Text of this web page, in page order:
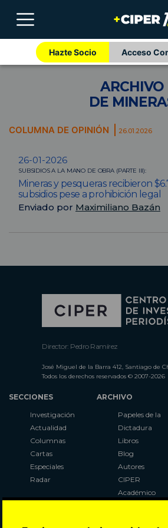
Hazte Socio Acceso
ARCHIVO
DE
COLUMNA DE OPINIÓN 26.01.2026
26-01-2026
SUBSIDIOS A LA MANO DE OBRA (PARTE III):
Mineras y pesqueras recibieron
subsidios pese a prohibición legal
Enviado por Maximiliano Bazán
Director: Pedro Ramírez
José Miguel de la Barra 412, Santiago de
Todos los derechos reservados © 2007-2026
SECCIONES
Investigación
Actualidad
Columnas
Cartas
Especiales
Radar
ARCHIVO
Papeles de la
Dictadura
Libros
Blog
Autores
CIPER
Académico